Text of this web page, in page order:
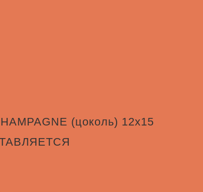
(цоколь) 12х15